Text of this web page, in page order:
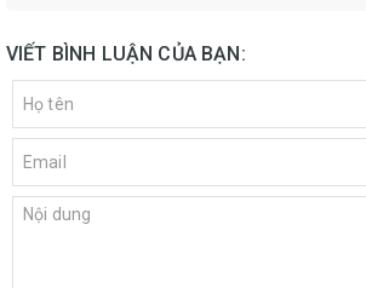
VIẾT BÌNH LUẬN CỦA BẠN: